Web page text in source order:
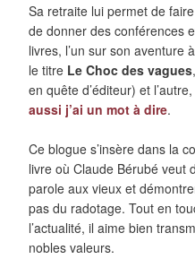
Sa retraite lui permet de
de donner des conférences
livres, l’un sur son aventure
le titre Le Choc des vagues
en quête d’éditeur) et l’autre,
aussi j’ai un mot à dire.
Ce blogue s’insère dans la
livre où Claude Bérubé veut
parole aux vieux et
pas du radotage. Tout en
l’actualité, il aime bien
nobles valeurs.